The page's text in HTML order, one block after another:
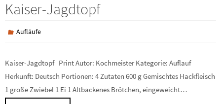
Kaiser-Jagdtopf
Aufläufe
Kaiser-Jagdtopf Print Autor: Kochmeister Kategorie: Auflauf
Herkunft: Deutsch Portionen: 4 Zutaten 600 g Gemischtes Hackfleisch
1 große Zwiebel 1 Ei 1 Altbackenes Brötchen, eingeweicht…